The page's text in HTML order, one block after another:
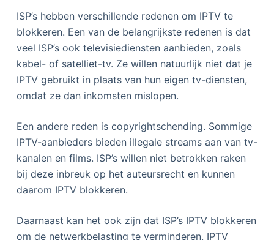
ISP’s hebben verschillende redenen om IPTV te
blokkeren. Een van de belangrijkste redenen is dat
veel ISP’s ook televisiediensten aanbieden, zoals
kabel- of satelliet-tv. Ze willen natuurlijk niet dat je
IPTV gebruikt in plaats van hun eigen tv-diensten,
omdat ze dan inkomsten mislopen.
Een andere reden is copyrightschending. Sommige
IPTV-aanbieders bieden illegale streams aan van tv-
kanalen en films. ISP’s willen niet betrokken raken
bij deze inbreuk op het auteursrecht en kunnen
daarom IPTV blokkeren.
Daarnaast kan het ook zijn dat ISP’s IPTV blokkeren
om de netwerkbelasting te verminderen. IPTV